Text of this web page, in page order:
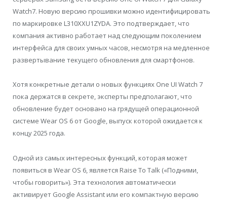
Watch7. Новую версию прошивки можно идентифицировать
по маркировке L310XXU1ZYDA. Это подтверждает, что
компания активно работает над следующим поколением
интерфейса для своих умных часов, несмотря на медленное
развертывание текущего обновления для смартфонов.
Хотя конкретные детали о новых функциях One UI Watch 7
пока держатся в секрете, эксперты предполагают, что
обновление будет основано на грядущей операционной
системе Wear OS 6 от Google, выпуск которой ожидается к
концу 2025 года.
Одной из самых интересных функций, которая может
появиться в Wear OS 6, является Raise To Talk («Подними,
чтобы говорить»). Эта технология автоматически
активирует Google Assistant или его компактную версию